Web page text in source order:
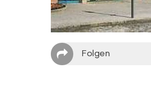
Folgen